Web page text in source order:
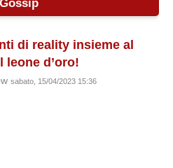
Gossip
di reality insieme al
d’oro!
sabato, 15/04/2023 15:36